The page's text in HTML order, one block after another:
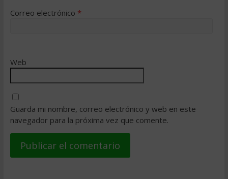
Correo electrónico *
Web
Guarda mi nombre, correo electrónico y web en este
navegador para la próxima vez que comente.